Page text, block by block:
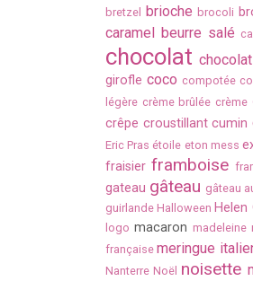
bretzel brioche brocoli
caramel beurre salé
chocolat
girofle coco compotée
légère crème brûlée crème
crêpe croustillant cumin
Eric Pras étoile eton mess
fraisier framboise
gateau gâteau gâteau
guirlande Halloween Helen
logo macaron madeleine
française meringue
Nanterre Noël noisette